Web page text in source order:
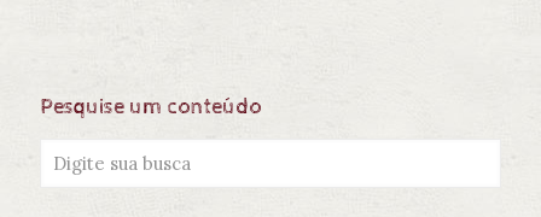
Pesquise um conteúdo